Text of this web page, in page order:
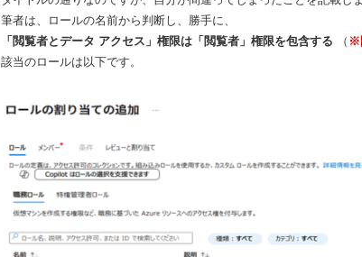
筆者は、ロールの名前から判断し、勝手に、
「閲覧者とデータ アクセス」権限は「閲覧者」権限を包含する
（ ※
該当のロールは以下です。